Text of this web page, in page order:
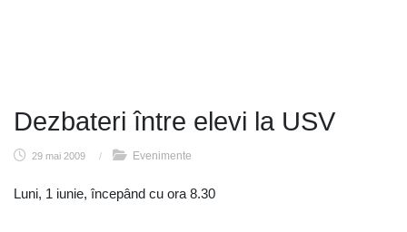
Dezbateri între elevi la USV
29 mai 2009 / Evenimente
Luni, 1 iunie, începând cu ora 8.30